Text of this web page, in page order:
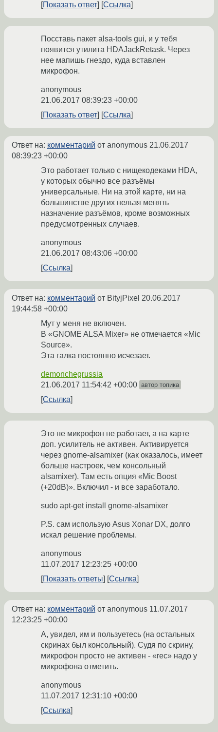
Показать ответ
Ссылка
Посставь пакет alsa-tools gui, и у тебя
появится утилита HDAJackRetask. Через
нее мапишь гнездо, куда вставлен
микрофон.
anonymous
21.06.2017 08:39:23 +00:00
Показать ответ
Ссылка
Ответ на: комментарий от anonymous 21.06.2017
08:39:23 +00:00
Это работает только с нищекодеками HDA,
у которых обычно все разъёмы
универсальные. Ни на этой карте, ни на
большинстве других нельзя менять
назначение разъёмов, кроме возможных
предусмотренных случаев.
anonymous
21.06.2017 08:43:06 +00:00
Ссылка
Ответ на: комментарий от BityjPixel 20.06.2017
19:44:58 +00:00
Мут у меня не включен.
В «GNOME ALSA Mixer» не отмечается «Mic
Source».
Эта галка постоянно исчезает.
demonchegrussia
21.06.2017 11:54:42 +00:00 автор топика
Ссылка
Это не микрофон не работает, а на карте
доп. усилитель не активен. Активируется
через gnome-alsamixer (как оказалось, имеет
больше настроек, чем консольный
alsamixer). Там есть опция «Mic Boost
(+20dB)». Включил - и все заработало.
sudo apt-get install gnome-alsamixer
P.S. сам использую Asus Xonar DX, долго
искал решение проблемы.
anonymous
11.07.2017 12:23:25 +00:00
Показать ответы
Ссылка
Ответ на: комментарий от anonymous 11.07.2017
12:23:25 +00:00
А, увидел, им и пользуетесь (на остальных
скринах был консольный). Судя по скрину,
микрофон просто не активен - «rec» надо у
микрофона отметить.
anonymous
11.07.2017 12:31:10 +00:00
Ссылка